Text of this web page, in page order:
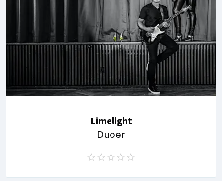
Limelight
Duoer